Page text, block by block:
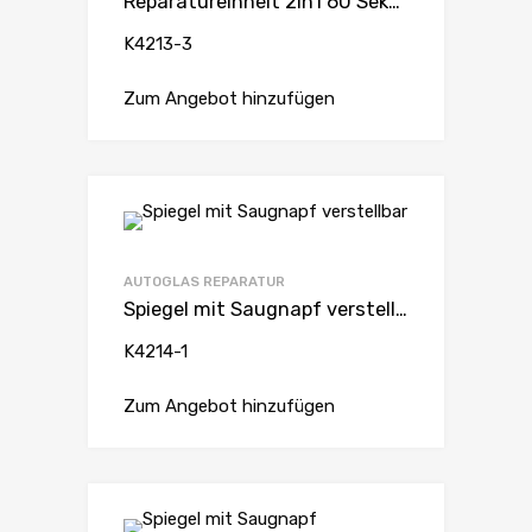
K4213-3
Zum Angebot hinzufügen
AUTOGLAS REPARATUR
Spiegel mit Saugnapf verstellbar
K4214-1
Zum Angebot hinzufügen